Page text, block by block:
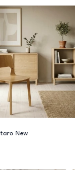
New